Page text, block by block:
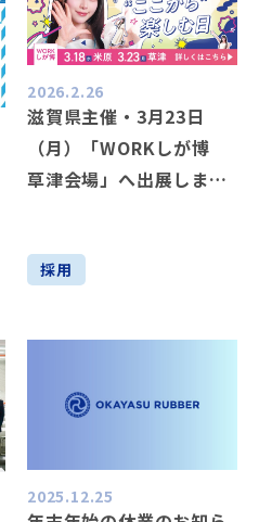
2026.2.26
滋賀県主催・3月23日
（月）「WORKしが博
草津会場」へ出展しま
採用
2025.12.25